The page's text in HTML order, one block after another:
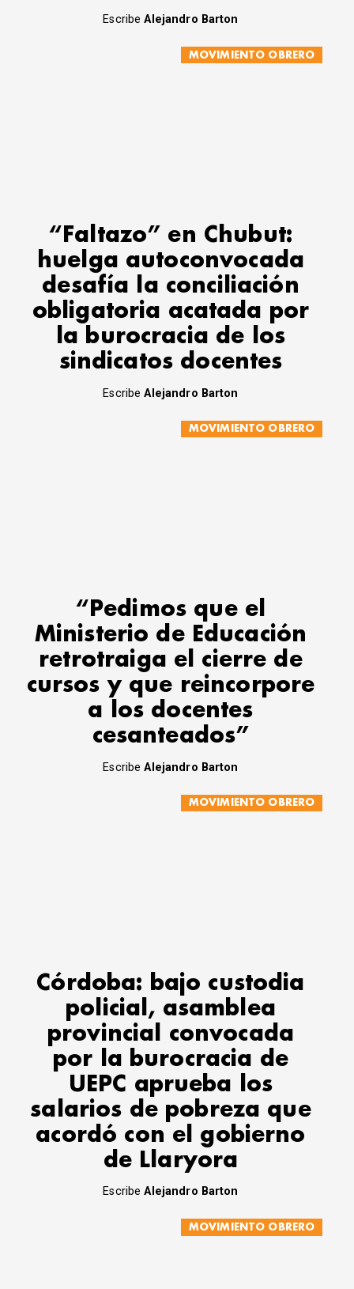
EscribeAlejandro Barton
MOVIMIENTO OBRERO
“Faltazo” en Chubut:
huelga autoconvocada
desafía la conciliación
obligatoria acatada por
la burocracia de los
sindicatos docentes
EscribeAlejandro Barton
MOVIMIENTO OBRERO
“Pedimos que el
Ministerio de Educación
retrotraiga el cierre de
cursos y que reincorpore
a los docentes
cesanteados”
EscribeAlejandro Barton
MOVIMIENTO OBRERO
Córdoba: bajo custodia
policial, asamblea
provincial convocada
por la burocracia de
UEPC aprueba los
salarios de pobreza que
acordó con el gobierno
de Llaryora
EscribeAlejandro Barton
MOVIMIENTO OBRERO